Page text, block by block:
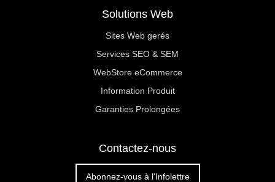
Solutions Web
Sites Web gerés
Services SEO & SEM
WebStore eCommerce
Information Produit
Garanties Prolongées
Contactez-nous
Abonnez-vous à l'Infolettre